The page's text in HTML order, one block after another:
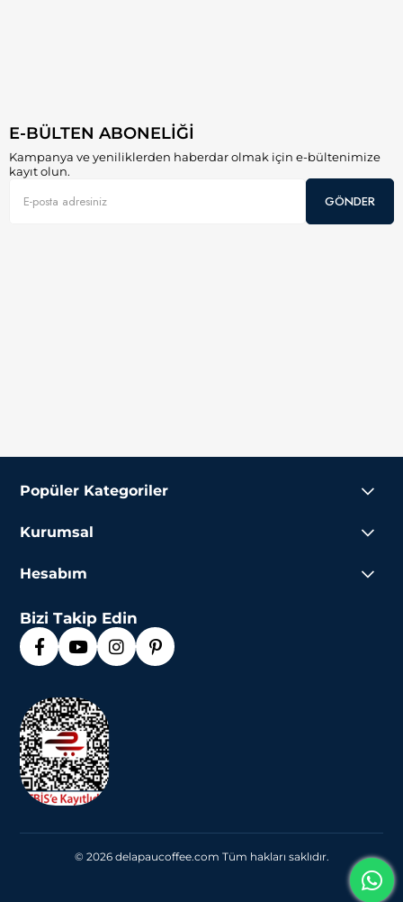
E-BÜLTEN ABONELİĞİ
Kampanya ve yeniliklerden haberdar olmak için e-bültenimize
kayıt olun.
GÖNDER
Popüler Kategoriler
Kurumsal
Hesabım
Bizi Takip Edin
© 2026 delapaucoffee.com Tüm hakları saklıdır.